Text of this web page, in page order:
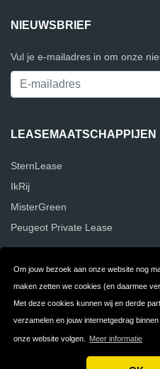
Om jouw bezoek aan onze website nog
maken zetten we cookies (en daarmee
Met deze cookies kunnen wij en derde
verzamelen en jouw internetgedrag
onze website volgen. Meer informatie
NIEUWSBRIEF
Vul je e-mailadres in om onze
LEASEMAATSCHAPPIJEN
SternLease
IkRij
MisterGreen
Peugeot Private Lease
Contact
Algemene
Copyright © 2026